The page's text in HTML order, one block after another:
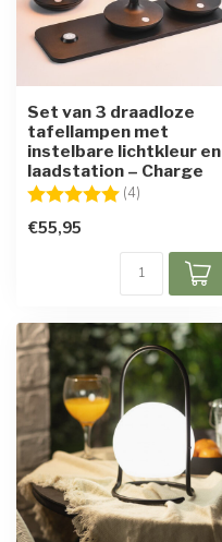
Set van 3 draadloze
tafellampen met
instelbare lichtkleur en
laadstation – Charge
Beoordeling: (4)
€55,95